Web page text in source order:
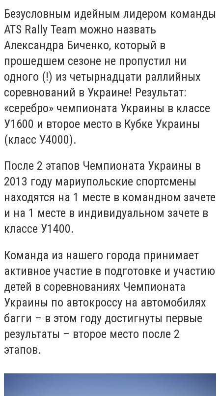
Безусловным идейным лидером команды
ATS Rally Team можно назвать
Александра Биченко, который в
прошедшем сезоне не пропустил ни
одного (!) из четырнадцати раллийных
соревнований в Украине! Результат:
«серебро» чемпионата Украины в классе
У1600 и второе место в Кубке Украины
(класс У4000).
После 2 этапов Чемпионата Украины в
2013 году мариупольские спортсмены
находятся на 1 месте в командном зачете
и на 1 месте в индивидуальном зачете в
классе У1400.
Команда из нашего города принимает
активное участие в подготовке и участию
детей в соревнованиях Чемпионата
Украины по автокроссу на автомобилях
багги – в этом году достигнуты первые
результаты – второе место после 2
этапов.